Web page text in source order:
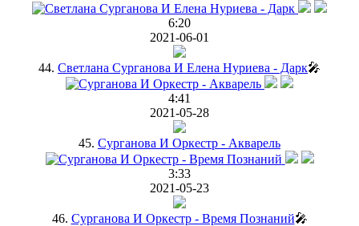
6:20
2021-06-01
44. Светлана Сурганова И Елена Нуриева - Дарк🎤
4:41
2021-05-28
45. Сурганова И Оркестр - Акварель
3:33
2021-05-23
46. Сурганова И Оркестр - Время Познаний🎤